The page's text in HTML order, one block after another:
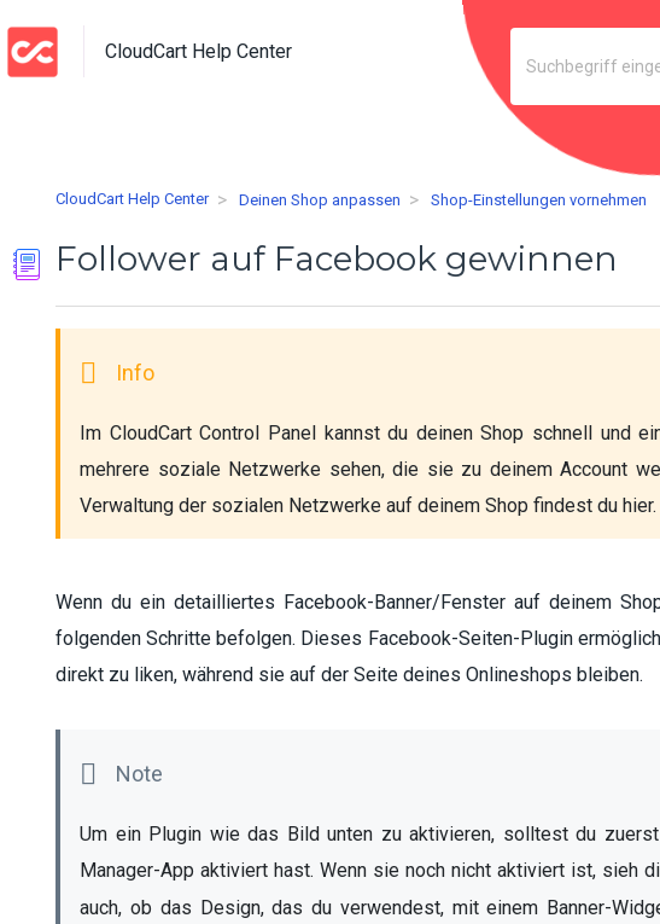
CloudCart Help Center
CloudCart Help Center Deinen Shop anpassen Shop-Einstellungen vornehmen
Follower auf Facebook gewinnen
Im CloudCart Control Panel kannst du deinen Shop schnell und
mehrere soziale Netzwerke sehen, die sie zu deinem Account
Verwaltung der sozialen Netzwerke auf deinem Shop findest du hier.
Wenn du ein detailliertes Facebook-Banner/Fenster auf deinem
folgenden Schritte befolgen. Dieses Facebook-Seiten-Plugin
direkt zu liken, während sie auf der Seite deines Onlineshops bleiben.
Um ein Plugin wie das Bild unten zu aktivieren, solltest du
Manager-App aktiviert hast. Wenn sie noch nicht aktiviert ist, sieh
auch, ob das Design, das du verwendest, mit einem Banner-